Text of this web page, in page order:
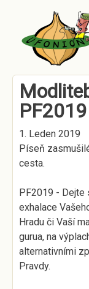
PF2019
1. Leden 2019
Píseň
cesta.
PF2019 - Dejte
exhalace
Hradu či Vaší
gurua, na
alternativními
Pravdy.